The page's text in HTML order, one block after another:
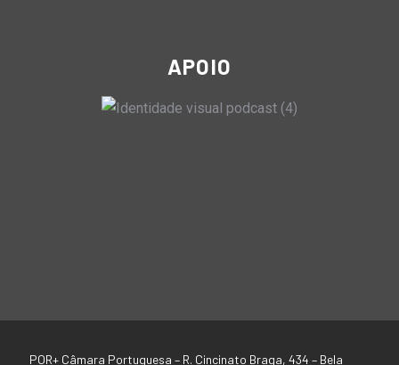
APOIO
POR+ Câmara Portuguesa – R. Cincinato Braga, 434 – Bela